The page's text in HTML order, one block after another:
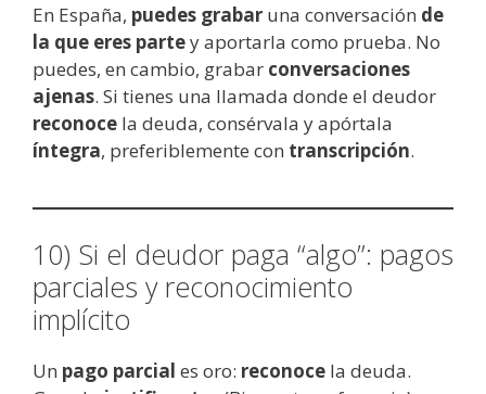
En España, puedes grabar una conversación de
la que eres partey aportarla como prueba. No
puedes, en cambio, grabar conversaciones
ajenas. Si tienes una llamada donde el deudor
reconoce la deuda, consérvala y apórtala
íntegra, preferiblemente con transcripción.
10) Si el deudor paga “algo”: pagos
parciales y reconocimiento
implícito
Un pago parcial es oro: reconoce la deuda.